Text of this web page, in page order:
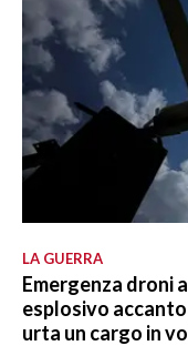
LA GUERRA
Emergenza droni
esplosivo
urta un cargo in